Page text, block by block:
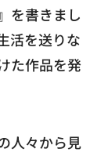
を書きまし
活を送りな
た作品を発
人々から見